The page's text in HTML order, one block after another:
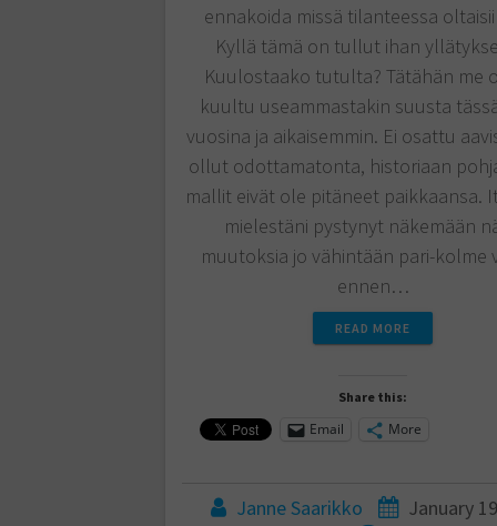
ennakoida missä tilanteessa
Kyllä tämä on tullut ihan
Kuulostaako tutulta? Tätähän me
kuultu useammastakin suusta
vuosina ja aikaisemmin. Ei osattu
ollut odottamatonta, historiaan
mallit eivät ole pitäneet paikkaansa.
mielestäni pystynyt näkemään
muutoksia jo vähintään pari-kolme
ennen…
READ MORE
Share this:
Email More
Janne Saarikko
January